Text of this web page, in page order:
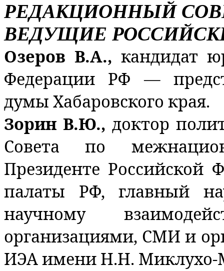
РЕДАКЦИОННЫЙ
ВЕДУЩИЕ
Озеров В.А., кандидат
Федерации РФ —
думы Хабаровского края.
Зорин В.Ю., доктор
Совета по
Президенте Российской
палаты РФ, главный
научному
организациями, СМИ и
ИЭА имени Н.Н. Миклухо-